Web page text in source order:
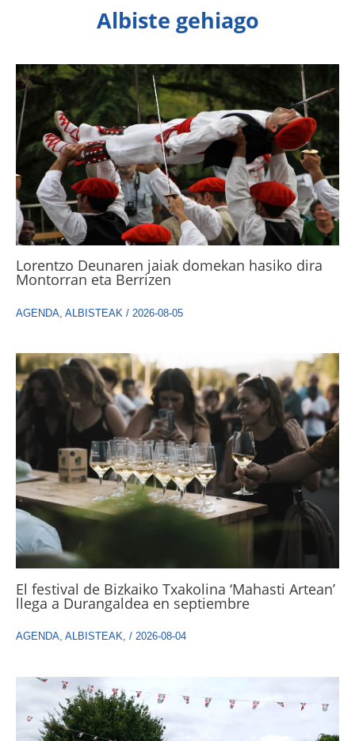
Albiste gehiago
Lorentzo Deunaren jaiak domekan hasiko dira
Montorran eta Berrizen
AGENDA ALBISTEAK / 2026-08-05
El festival de Bizkaiko Txakolina ‘Mahasti Artean’
llega a Durangaldea en septiembre
AGENDA, ALBISTEAK, / 2026-08-04